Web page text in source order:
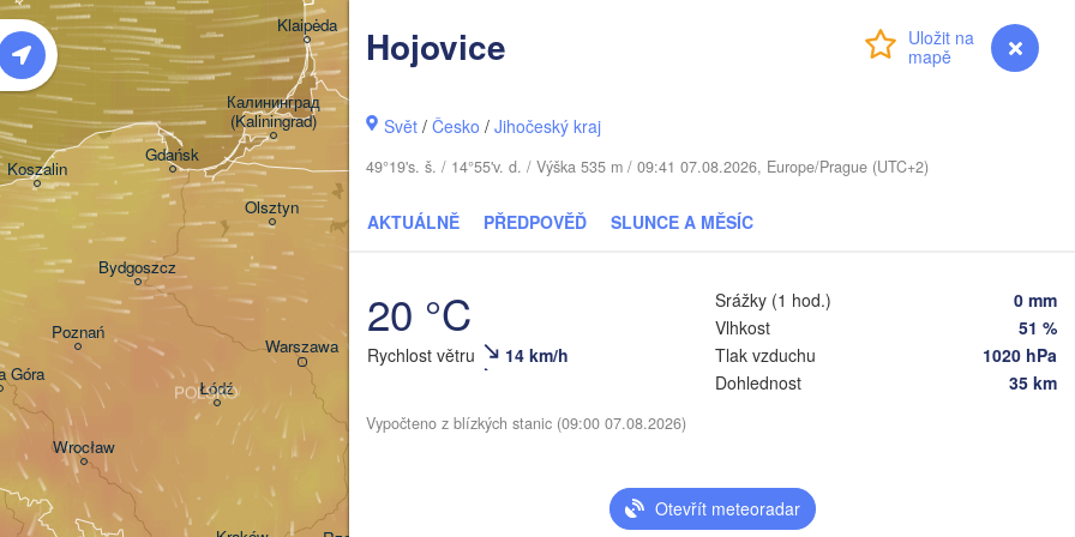
myVentusky Předpověď
Hojovice
Svět /Česko /Jihočeský kraj
49°19's. š. / 14°55'v. d. / Výška 535 m / 09:41 07.08.2026, Europe/Prague (UTC+2)
AKTUÁLNĚ PŘEDPOVĚĎ SLUNCE A MĚSÍC
20 °C
Rychlost větru 14 km/h
Srážky (1 hod.)
0 mm
Vlhkost
51 %
Tlak vzduchu
1020 hPa
Dohlednost
35 km
Vypočteno z blízkých stanic (09:00 07.08.2026)
Otevřít meteoradar
Warszawa
Łódź
Wrocław
Poznań
Olsztyn
Koszalin
Klaipėda
Góra
Gdańsk
Калининград
(Kaliningrad)
Bydgoszcz
POLSKO
(Kyiv)
Мінск
Гомель
Vilnius
Житомир
(Zhytomyr)
(Pinsk)
Мазыр
(Mazyr)
(Hrodna)
Магілёў
Lublin
(Brest)